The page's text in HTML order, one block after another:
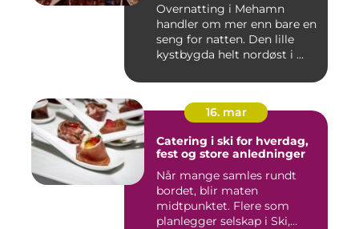
Overnatting i Mehamn
handler om mer enn bare en
seng for natten. Den lille
kystbygda helt nordøst i ...
16. mar
Catering i ski for hverdag,
fest og store anledninger
Når mange samles rundt
bordet, blir maten
midtpunktet. Flere som
planlegger selskap i Ski,